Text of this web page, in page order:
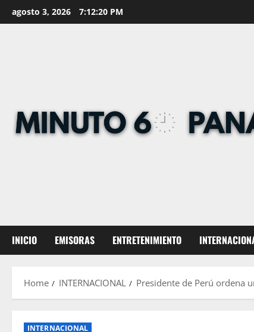
to
agosto 3, 2026 7:12:21 PM
INICIO EMISORAS ENTRETENIMIENTO
Home INTERNACIONAL Presidente de Perú ordena
INTERNACIONAL